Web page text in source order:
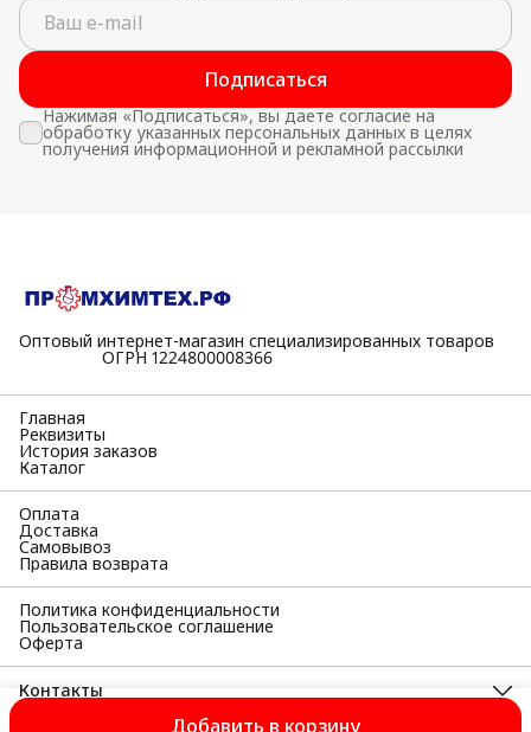
Добавить в корзину
Подписаться
Нажимая «Подписаться», вы даете согласие на
обработку указанных персональных данных в целях
получения информационной и рекламной рассылки
Оптовый интернет-магазин специализированных товаров
⠀⠀⠀⠀⠀⠀⠀ОГРН 1224800008366
Главная
Реквизиты
История заказов
Каталог
Оплата
Доставка
Самовывоз
Правила возврата
Политика конфиденциальности
Пользовательское соглашение
Оферта
Контакты